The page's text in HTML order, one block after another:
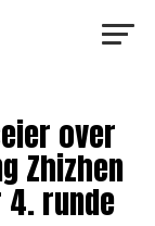
over
Zhizhen
4. runde